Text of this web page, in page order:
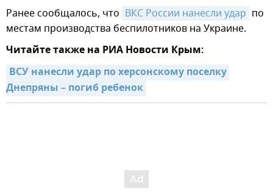
Ранее сообщалось, что ВКС России нанесли удар по
местам производства беспилотников на Украине.
Читайте также на РИА Новости Крым:
ВСУ нанесли удар по херсонскому поселку
Днепряны – погиб ребенок